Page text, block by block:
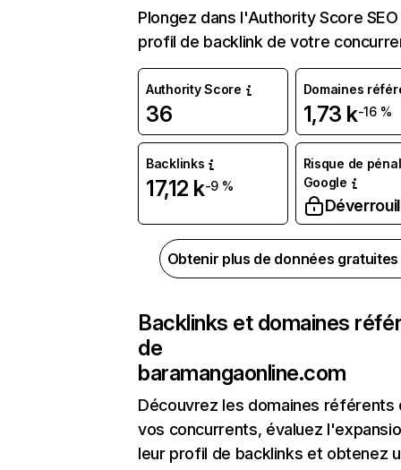
Plongez dans l'Authority Score
profil de backlink de votre
Authority Score
36
Domaines
1,73 k-16 %
Backlinks
17,12 k-9 %
Risque de
Google
Obtenir plus de données
Backlinks et domaines
de
baramangaonline.com
Découvrez les domaines référents
vos concurrents, évaluez
leur profil de backlinks et obtenez